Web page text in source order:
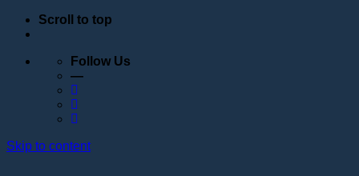
Scroll to top
Follow Us
—
Skip to content